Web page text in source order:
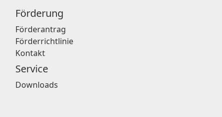
Förderung
Förderantrag
Förderrichtlinie
Kontakt
Service
Downloads